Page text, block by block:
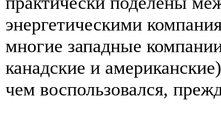
энергетическими
многие западные
канадские и
чем воспользовался,